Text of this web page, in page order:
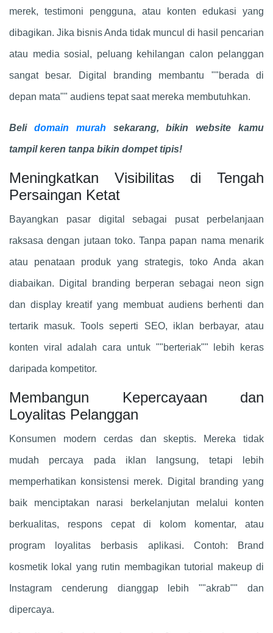
merek, testimoni pengguna, atau konten edukasi yang
dibagikan. Jika bisnis Anda tidak muncul di hasil pencarian
atau media sosial, peluang kehilangan calon pelanggan
sangat besar. Digital branding membantu ""berada di
depan mata"" audiens tepat saat mereka membutuhkan.
Beli domain murah sekarang, bikin website kamu
tampil keren tanpa bikin dompet tipis!
Meningkatkan Visibilitas di Tengah
Persaingan Ketat
Bayangkan pasar digital sebagai pusat perbelanjaan
raksasa dengan jutaan toko. Tanpa papan nama menarik
atau penataan produk yang strategis, toko Anda akan
diabaikan. Digital branding berperan sebagai neon sign
dan display kreatif yang membuat audiens berhenti dan
tertarik masuk. Tools seperti SEO, iklan berbayar, atau
konten viral adalah cara untuk ""berteriak"" lebih keras
daripada kompetitor.
Membangun Kepercayaan dan
Loyalitas Pelanggan
Konsumen modern cerdas dan skeptis. Mereka tidak
mudah percaya pada iklan langsung, tetapi lebih
memperhatikan konsistensi merek. Digital branding yang
baik menciptakan narasi berkelanjutan melalui konten
berkualitas, respons cepat di kolom komentar, atau
program loyalitas berbasis aplikasi. Contoh: Brand
kosmetik lokal yang rutin membagikan tutorial makeup di
Instagram cenderung dianggap lebih ""akrab"" dan
dipercaya.